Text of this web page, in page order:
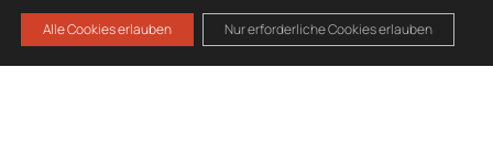
Spenden
Alle Cookies erlauben Nur erforderliche Cookies erlauben